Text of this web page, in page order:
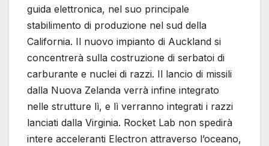
guida elettronica, nel suo principale
stabilimento di produzione nel sud della
California. Il nuovo impianto di Auckland si
concentrerà sulla costruzione di serbatoi di
carburante e nuclei di razzi. Il lancio di missili
dalla Nuova Zelanda verrà infine integrato
nelle strutture lì, e lì verranno integrati i razzi
lanciati dalla Virginia. Rocket Lab non spedirà
intere acceleranti Electron attraverso l’oceano,